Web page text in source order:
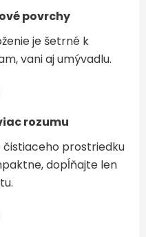
povrchy
je šetrné k
vani aj umývadlu.
rozumu
prostriedku
dopĺňajte len